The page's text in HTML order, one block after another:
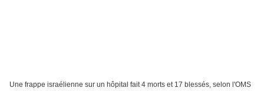
Une frappe israélienne sur un hôpital fait 4 morts et 17 blessés, selon l'OMS